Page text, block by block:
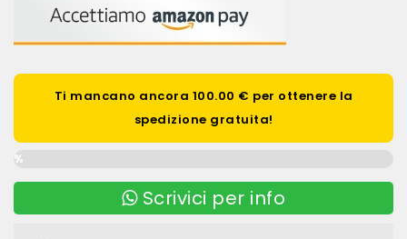
Ti mancano ancora 100.00 € per ottenere la
spedizione gratuita!
0%
Scrivici per info